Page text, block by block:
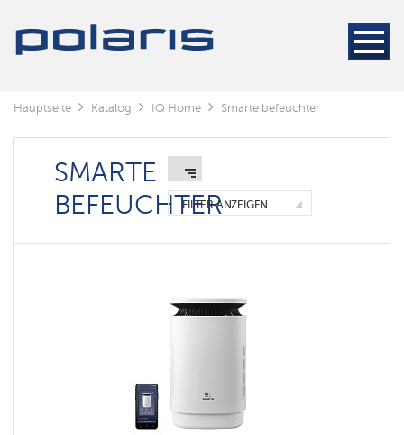
Hauptseite Katalog IQ Home Smarte befeuchter
SMARTE
BEFEUCHTERFILTER ANZEIGEN